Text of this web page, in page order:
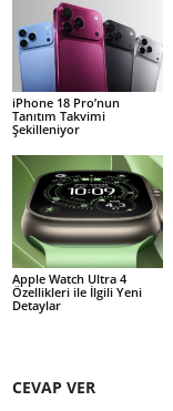
iPhone 18 Pro’nun
Tanıtım Takvimi
Şekilleniyor
Apple Watch Ultra 4
Özellikleri ile İlgili Yeni
Detaylar
CEVAP VER